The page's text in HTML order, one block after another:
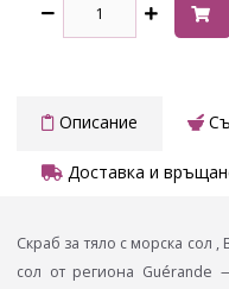
Описание
Доставка и
Скраб за тяло с морска сол
сол от региона Guérande